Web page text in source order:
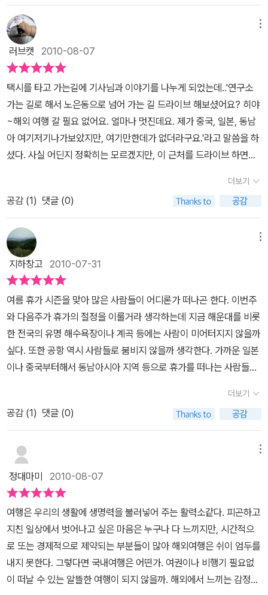
곳들을 다니면서, 내가 가보긴 힘들지만 그리워하는 그 멋진 해외여
행지의 대리만족을 느끼는 것도 나쁘지 않은 일이다.사실 이 책의 저
자들이 여행전문가라고는 하지만, 그토록 다양한 나라의 유명 관광지
도 아닌 곳들을 어떻게 그리 구석구석 돌아다녔는지, 그러면서도 우
리나라 국내의 여행지마저도 빠짐없이 훝고 다니는 열정은 높이 사줄
만 하다. 그리고 이들이 찍은 사진의 매력도 높이 사 줄 많다. 멋진외
국 여행지의 풍광만이 아니라, 한국의 여행지의 경치들도 이 책을 통
해서 다시 보면 정말 대다한 모습으로 보인다. 세상을 보는 시각이다
르고, 자신이 보는 것을 담아내는 능력이 다른 사람들이다.여행은 나
하며 살아가겠지만, 언젠가는 해외의 명소들을 찾아가 보고 싶다. 패
키지로 짐짝처럼 실려다니는 속전속결 여행이 아니라, 진정한 자유를
맛보는 느긋한 여행을 누릴 미래를 꿈꾸면서 팍팍하 오늘을 살아간
다. 누구에게나 삶을 살아갈 목표와 희망이 필요한 법이고, 나에게는
바로 그것이 여행이다. 그래서 오늘도 이 책에 실린 국내와 해외 여행
지를 꿈꾸면서 또 하루를 열심히 살아보려고 한다.
이 내게 없기 때문이리라.그러니 이 책이 그러한 나의 생각이 선입견
이고 왜곡된 생각이라고 꼬집어준다면 해외 여행을 자주 나가지 못하
는 형편이 좀 위로가 될 것 같았다.그러나 <해외 여행 빰치는 대한민
국 명품 여행지>는 해외 여행 vs 국내 여행 대격돌에서 '대한민국
승!'을 외치고 싶었던 나의 발상이 얼마나 유치한 것이었는지를 깨닫
게 해주었다.물론 이 책은 해외 여행에 대한 무조건적인 로망을 품고
있는 사람들에게, '해외 여행 뺨치는' 대한민국 '명품' 여행지의 숨은
멋과 매력을 찾아준다. 그리고 여기서 한 발 더 나아간다. 해외와 국내
의 '닮은 꼴' 여행지 찾기는그 자체로 하나의 즐거운유희이다.누가 이
기고 지는 싸움이 아니라, 여행의 즐거움을 배가 시키는, 너른 시각을
갖게 해주는 기발하고 유쾌한여행 테마인 것이다.'여기 실린 78곳의
국내외 여행지가 한 책 속에 묶인 인연은 서로 '닮았다'는 것이다'(머
서 인정받은 우리나라 베스트 여행지 39곳'과 '국내와 비슷한 해외 인
기 여행지 39곳'을 서로 비교해볼 수 있는 방식으로 꾸며져 있다. 해
외 유명 여행지를 먼저 소개하고 그에 견줄만한 국내 여행지를 소개
하고 있기 때문에, 해외 여행지를 보며 '이에 견줄만한 국내 여행지는
어디일까?'를 미리 상상해보는 즐거움도 있다. 예를 들면, 원시 자연
의 신비로움이 가득한 거대한 늪지대인, 미국 조지아 주와 플로리다
주의 경계 지역에 있는 오커퍼노키 늪에 견줄만한 국내 여행지는 어
디일까? 난 전혀 생각지도 못했는데, 국내 최대의 내륙 습지라고 하
는 경상남도 창녕의 '우포늪'(22-27)을 보고 깜짝 놀랐다. 우리나라
도 쓸모없는 땅으로 여겨져 매립 공사를 하거나 쓰레기를 매립하는
등 수난을 겪었다고 한다. 그러나 지금은 물새 서식지이며 국제적으
로 중요한 습지인 람사르 습지로 지정되어 물새를 비롯한 생태계 생
물들의 서식지로 보호받고 있다고 한다. 이곳에는 650여 종이 넘는
다양한 동식물이 서석하고 있기 때문에, 우포늪을 여행할 때에는 남
의 집에 초대받은 손님으로서 예의를 지켜 '그저 조용히, 잠시 머물다
오는 것'이라는 여행자의 에티켓까지 일러준다. <해외 여행 뺨치는
대한민국 명품 여행지>를 통해그동안 잘 몰랐던 국내 여행지를 많이
알게 되었다. 그중에서 이탈리아 중부 토스카나 지방의 아름답고 낭
만적인 보리밭과 견주고 있는 고창의 '창보리밭'(92-97)이 가장 마
음을 끌었다. '고창군 공음면 일대 30만 평의 드넓은 대지에 보리가
자라 그림 같은 풍경'을 만들고 있다. 매년 4월 중순부터 청보리밭 축
러브캣 2010-08-07
택시를 타고 가는길에 기사님과 이야기를 나누게 되었는데..'연구소
가는 길로 해서 노은동으로 넘어 가는 길 드라이브 해보셨어요? 히야
~해외 여행 갈 필요 없어요. 얼마나 멋진데요. 제가 중국, 일본, 동남
아 여기저기나가보았지만, 여기만한데가 없더라구요.'라고 말씀을 하
셨다. 사실 어딘지 정확히는 모르겠지만, 이 근처를 드라이브 하면서
았는데, 개개인이 느끼는 감정이 다르고, 사실 나도 다른 사람이 공감
하지 않더라도 갑자기 어느 순간 어느풍경을 보면서 정말큰 감동을
느끼기도 하기 때문에 기사님의 그런 기분을이해할 것 같다. 그리고
이국적이진 않더라도 그 드라이브 길이달릴때 기분이 참 좋은 건 사
실이었으니까..예전에 읽었던 어느 책에서 카리브해와 지중해의 에게
해 바다를 보면 신이 정말 존재하심을 알 수 있다고 적힌 대목이 기억
이 난다. 그렇게 오묘하면서도너무나 찬란하게 아름다운 바다가 자연
적으로 발생했다고는 도저히 믿기지가 않는 다는 글이었다. 그렇게
아름다운 바다를 직접 나가 보지는 않았지만,몇년전친구들과 부산에
놀러갔다가 햇빛에 반사되어 반짝반짝보석처럼 빛나고 있던 바다를
보고 있자니 눈이 부시기도 하고,여기가 어딘가 싶은그런 황홀한 느
낌을 받았었다.꼭 같지는 않더라도 크나큰 감흥을줄 수있는 명품 여
행지.이 책은여행작가 부부가 해외와 국내 모두를 여행하고, 비슷하
다고 느낀 곳들을 엮어서 우리에게 소개하고 있는 멋진 의도의 책이
나 아니면 직장을 그만두지 않고서는 세계 곳곳의 유명 관광지들을
다 둘러본다는 것은 아마 꿈꾸기 힘든 일일 것이다.나 또한 이 책에 나
온 곳 중에서 해외에서도 몇 군데, 한국에서도 몇군데를 가보았지만,
못가 본 곳들이 대부분이었다. 해외뿐 아니라 한국도 말이다. 해외는
앞으로도 몇군데 더 가볼수는 있겠지만, 먼 멕시코 칸쿤, 미국 오커퍼
노키늪, 그리스 이드라 섬 등을 언제 가보게 될지 기약이 없다. 하지
만, 한국의 여러 명품 여행지들은 아무래도 가깝고 시간과 비용도 절
감이 되니 앞으로 가게 될 확률이 훨씬 높지 않을까 싶다.둘다 가본 인
더보기
공감 (1) 댓글 (0)
지하창고 2010-07-31
여름 휴가 시즌을 맞아 많은 사람들이 어디론가 떠나곤 한다. 이번주
와 다음주가 휴가의 절정을 이룰거라 생각하는데 지금 해운대를 비롯
한 전국의 유명 해수욕장이나 계곡 등에는 사람이 미어터지지 않을까
싶다. 또한 공항 역시 사람들로 붐비지 않을까 생각한다. 가까운 일본
이나 중국부터해서 동남아시아 지역 등으로 휴가를 떠나는 사람들이
사람은 드문 편이었다. 곰곰히 생각해보면 어렸을 적에는 해외로 여
행을 다녀왔다는 친구를 보지 못한거 같다. 만약 해외여행을 다녀왔
으면 분명 친구들에게 자랑을 했을텐데 말이다. 그런데 어느샌가 해
외여행은 자연스러운 일이 되었고, 해외로 떠나는 사람을 주변에서
쉽게 볼 수가 있다. 그렇게 되면서 일부 사람들은 우리나라에는 외국
만큼의 멋진 여행지를 찾아보기 힘들다고 이야기하기도 한다. 국내
여행은 시시하게 생각하고 해외여행을 가야 품위를 갖춘것이라고 생
각하는거 같기도 하다. 과연 그들은 국내여행을 얼마만큼 다녀봤기에
그런 말을 하는지 묻고 싶다. 그들 대부분은 국내에 대해 잘 모르지 않
을까 싶다. 나는 여행을 무척 좋아한다. 하지만 실제로 떠나본 경험은
그리 많지 않다. 그러다보니 책을 통해서 대리만족을 느끼곤 한다. 그
런데 내가 최근에 만나본 여행 책들은 대부분 해외를 소개하는 책들
더보기
공감 (1) 댓글 (0)
정대마미 2010-08-07
여행은 우리의 생활에 생명력을 불러넣어 주는 활력소같다. 피곤하고
지친 일상에서 벗어나고 싶은 마음은 누구나 다 느끼지만, 시간적으
로 또는 경제적으로 제약되는 부분들이 많아 해외여행은 쉬이 엄두를
내지 못한다. 그렇다면 국내여행은 어떤가. 여권이나 비행기 필요없
이 떠날 수 있는 알뜰한 여행이 되지 않을까. 해외에서 느끼는 감정을